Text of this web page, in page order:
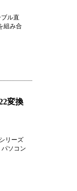
ル直
組み合
変換
リーズ
ソコン